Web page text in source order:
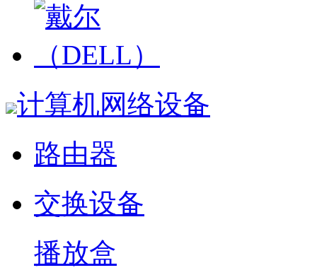
计算机网络设备
路由器
交换设备
播放盒